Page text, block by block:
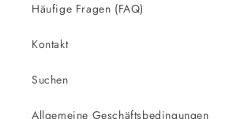
Häufige Fragen (FAQ)
Kontakt
Suchen
Allgemeine Geschäftsbedingungen